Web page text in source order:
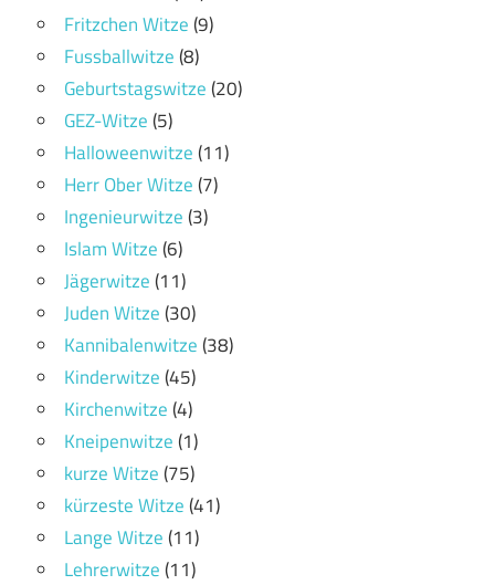
Fritzchen Witze(9)
Fussballwitze(8)
Geburtstagswitze(20)
GEZ-Witze(5)
Halloweenwitze(11)
Herr Ober Witze(7)
Ingenieurwitze(3)
Islam Witze(6)
Jägerwitze(11)
Juden Witze(30)
Kannibalenwitze(38)
Kinderwitze(45)
Kirchenwitze(4)
Kneipenwitze(1)
kurze Witze(75)
kürzeste Witze(41)
Lange Witze(11)
Lehrerwitze(11)